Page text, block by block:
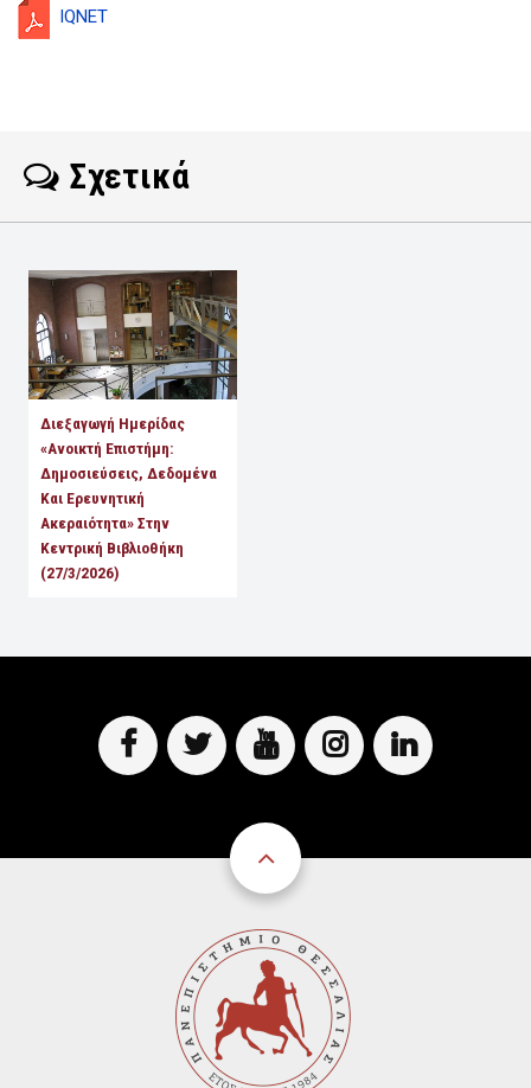
IQNET
Σχετικά
Διεξαγωγή Ημερίδας
«Ανοικτή Επιστήμη:
Δημοσιεύσεις, Δεδομένα
Και Ερευνητική
Ακεραιότητα» Στην
Κεντρική Βιβλιοθήκη
(27/3/2026)